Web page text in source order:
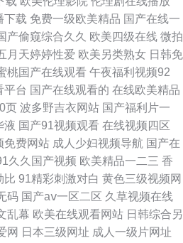
日韩xxoooww 草莓视频老司机 91现看 九一
一区成人黄色网址 传媒在线观看 操操草草
网站 无码人妻精神一区二区 国产黄色一区
韩无码 91视频在线免费 亚洲国产成人极品
日韩一二片 波多野吉衣女教师6 国产美女
爱av日韩 精品色福利导航 91浏览网页版豆
涩瑟爱青草婷婷激情五月天 色色福利 抖阴
下载 免费一级欧美精品 国产在线一
产偷窥综合久久 欧美四级在线 微拍
月天婷婷性爱 欧美另类熟女 日韩免
桃国产在线观看 午夜福利视频92
平台 国产在线观看的 在线欧美精品
页 波多野吉衣网站 国产福利片一
液 国产91视频观看 在线视频四区
免费网站 成人少妇视频导航 国产在
久久国产视频 欧美精品一二三 香
比 91精彩刺激对白 黄色三级视频网
码 国产aⅴ一区二区 久草视频在线
乱幕 欧美在线观看网站 日韩综合另
网 日本三级网址 成人一级片网址